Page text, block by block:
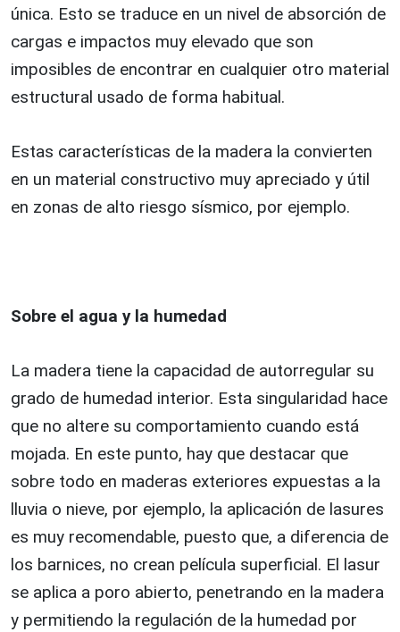
única. Esto se traduce en un nivel de absorción de
cargas e impactos muy elevado que son
imposibles de encontrar en cualquier otro material
estructural usado de forma habitual.
Estas características de la madera la convierten
en un material constructivo muy apreciado y útil
en zonas de alto riesgo sísmico, por ejemplo.
Sobre el agua y la humedad
La madera tiene la capacidad de autorregular su
grado de humedad interior. Esta singularidad hace
que no altere su comportamiento cuando está
mojada. En este punto, hay que destacar que
sobre todo en maderas exteriores expuestas a la
lluvia o nieve, por ejemplo, la aplicación de lasures
es muy recomendable, puesto que, a diferencia de
los barnices, no crean película superficial. El lasur
se aplica a poro abierto, penetrando en la madera
y permitiendo la regulación de la humedad por